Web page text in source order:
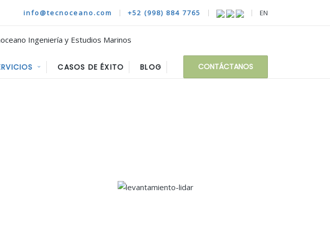
info@tecnoceano.com +52 (998) 884 7765 EN
CASOS DE ÉXITO BLOG CONTÁCTANOS